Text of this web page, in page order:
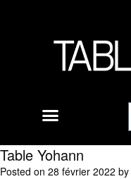
Table Yohann
Posted on 28 février 2022 by